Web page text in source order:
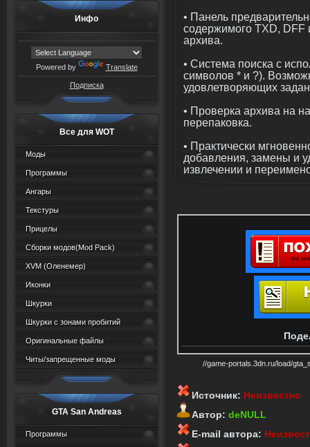
Инфо
Powered by Translate
Подписка
Все для WOT
Моды
Программы
Ангары
Текстуры
Прицелы
Сборки модов(Mod Pack)
XVM (Oленемер)
Иконки
Шкурки
Шкурки с зонами пробитий
Оригинальные файлы
Читы/запрещенные моды
GTA San Andreas
Программы
• Панель
содержимого TXD, DFF
архива.
• Система поиска с
символов * и ?).
удовлетворяющих
• Проверка архива на
перепаковка.
• Практически
добавления, замены и
извлечении и
Источник: Неизвестно
Автор: deNULL
E-mail автора: